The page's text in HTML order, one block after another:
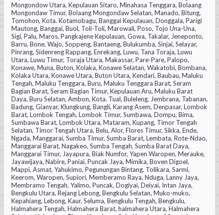
Mongondow Utara, Kepulauan Sitaro, Minahasa Tenggara, Bolaang
Mongondaw Timur, Bolaang Mongondaw Selatan, Manado, Bitung,
Tomohon, Kota. Kotamobagu, Banggai Kepulauan, Donggala, Parigi
Mautong, Banggai, Buol, Toli-Toli, Marowali, Poso, Tojo Una-Una,
Sigi, Palu, Maros, Pangkajene Kepulauan, Gowa, Takalar, Jeneponto,
Barru, Bone, Wajo, Soppeng, Bantaeng, Bulukumba, Sinjai, Selayar,
Pinrang, Sidenreng Rappang, Enrekang, Luwu, Tana Toraja, Luwu
Utara, Luwu Timur, Toraja Utara, Makassar, Pare-Pare, Palopo,
Konawe, Muna, Buton, Kolaka, Konawe Selatan, Wakatobi, Bombana,
Kolaka Utara, Konawe Utara, Buton Utara, Kendari, Baubau, Maluku
Tengah, Maluku Tenggara, Buru, Maluku Tenggara Barat, Seram
Bagian Barat, Seram Bagian Timur, Kepulauan Aru, Maluku Barat
Daya, Buru Selatan, Ambon, Kota. Tual, Buleleng, Jembrana, Tabanan,
Badung, Gianyar, Klungkung, Bangli, Karang Asem, Denpasar, Lombok
Barat, Lombok Tengah, Lombok Timur, Sumbawa, Dompu, Bima,
Sumbawa Barat, Lombok Utara, Mataram, Kupang, Timor Tengah
Selatan, Timor Tengah Utara, Belu, Alor, Flores Timur, Sikka, Ende,
Ngada, Manggarai, Sumba Timur, Sumba Barat, Lembata, Rote-Ndao,
Manggarai Barat, Nagakeo, Sumba Tengah, Sumba Barat Daya,
Manggarai Timur, Jayapura, Biak Numfor, Yapen Waropen, Merauke,
Jayawijaya, Nabire, Paniai, Puncak Jaya, Mimika, Boven Digoel,
Mappi, Asmat, Yahukimo, Pegunungan Bintang, Tolikara, Sarmi,
Keerom, Waropen, Supiori, Memberamo Raya, Nduga, Lanny Jaya,
Membramo Tengah, Yalimo, Puncak, Dogiyai, Deiyai, Intan Jaya,
Bengkulu Utara, Rejang Lebong, Bengkulu Selatan, Muko-muko,
Kepahiang, Lebong, Kaur, Seluma, Bengkulu Tengah, Bengkulu,
Halmahera Tengah, Halmahera Barat, halmahera Utara, Halmahera